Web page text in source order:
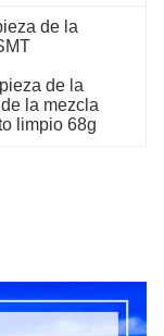
de la
de la
la mezcla
limpio 68g